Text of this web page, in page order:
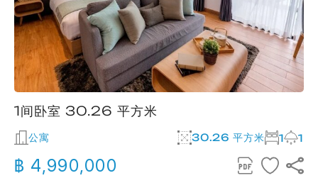
1间卧室 30.26 平方米
公寓 30.26 平方米 1 1
฿ 4,990,000